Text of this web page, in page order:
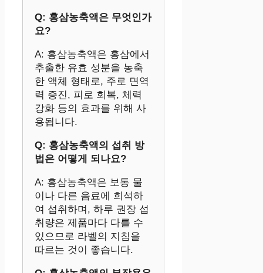
Q: 홍삼농축액은 무엇인가
요?
A: 홍삼농축액은 홍삼에서
추출한 유효 성분을 농축
한 액체 형태로, 주로 면역
력 증진, 피로 회복, 체력
강화 등의 효과를 위해 사
용됩니다.
Q: 홍삼농축액의 섭취 방
법은 어떻게 되나요?
A: 홍삼농축액은 보통 물
이나 다른 음료에 희석하
여 섭취하며, 하루 권장 섭
취량은 제품마다 다를 수
있으므로 라벨의 지침을
따르는 것이 좋습니다.